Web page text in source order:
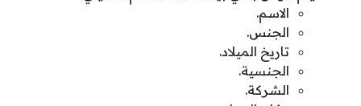
الاسم.
الجنس.
تاريخ الميلاد.
الجنسية.
الشركة.